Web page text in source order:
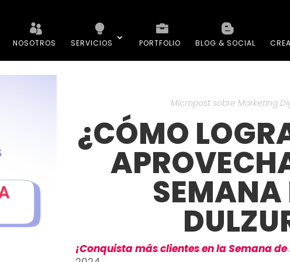
NOSOTROS SERVICIOS PORTFOLIO BLOG & SOCIAL
Micropost sobre Marketing
¿CÓMO
SEMANA
¡Conquista más clientes en la Semana